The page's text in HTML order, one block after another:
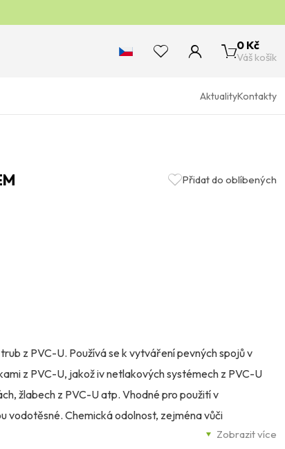
0 Kč
Váš košík
AktualityKontakty
Přidat do oblíbených
Zobrazit více
z PVC-U. Používá se k vytváření pevných spojů v
z PVC-U, jakož iv netlakových systémech z PVC-U
žlabech z PVC-U atp. Vhodné pro použití v
Chemická odolnost, zejména vůči
druhu a koncentraci kyseliny. Lepidlo odolává